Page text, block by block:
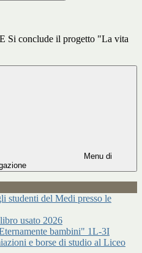
Si conclude il progetto "La vita
Menu di
studenti del Medi presso le
usato 2026
bambini" 1L-3I
e borse di studio al Liceo